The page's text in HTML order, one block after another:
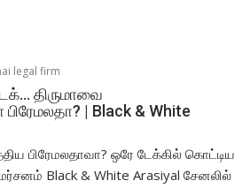
legal firm
திருமாவை
| Black & White
பிரேமலதாவா? ஒரே டேக்கில் கொட்டிய
Black & White Arasiyal சேனலில்